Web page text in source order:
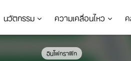
นวัตกรรม ความเคลื่อนไหว
อินโฟกราฟิก